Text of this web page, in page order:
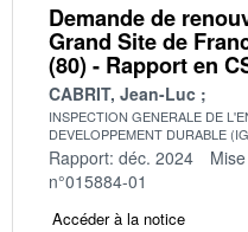
Demande de
Grand Site de
(80) - Rapport en
CABRIT, Jean-Luc
INSPECTION GENERALE DE
DEVELOPPEMENT DURABLE
Rapport: déc. 2024
n°015884-01
Accéder à la notice